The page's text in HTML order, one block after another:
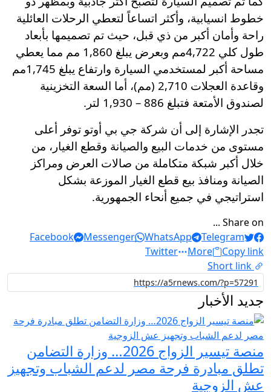
خطوط انسيابية، وأكثر اتساعاً لتعطي الرحلات العائلية
راحة وأمان أكبر من ذي قبل، حيث تم تصميمها بأبعاد
طول كلي 4,722مم وبعرض يبلغ 1,860 مم مما يعطي
مساحة أكبر لمستخدمي السيارة وارتفاع يبلغ 1,745مم
وقاعدة العجلات 2,710 (مم)، أما السعة التخزينية
لصندوق الأمتعة فتبلغ 886 – 1,930 لتر.
تجدر الإشارة إلى أن شركة جي بي أوتو توفر أعلى
مستوى من خدمات البيع والصيانة وقطع الغيار، من
خلال أكبر شبكة متكاملة من صالات العرض ومراكز
الصيانة ومنافذ بيع قطع الغيار الموزعة بشكل
استراتيجي في جميع أنحاء الجمهورية.
Share on ...
Facebook
Messenger WhatsApp
Telegram
Twitter
More
Copy link
Short link
جديد الأخبار
منصة تيسير الزواج 2026… وزارة التضامن
تطلق مبادرة فرحة مصر لدعم الشباب وتجهيز
عش الزوجية